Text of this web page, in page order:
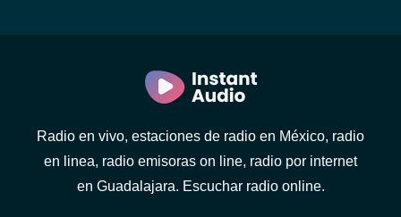
Radio en vivo, estaciones de radio en México, radio
en linea, radio emisoras on line, radio por internet
en Guadalajara. Escuchar radio online.